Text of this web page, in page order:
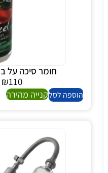
חומר סיכה על
₪110
הוספה לסלקנייה מהירה